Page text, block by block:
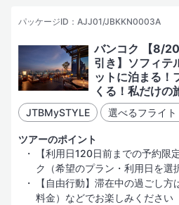
パッケージID：AJJ01/JBKKN0003A
バンコク 【8/
引き】ソフィテ
ットに泊まる！
くる！私だけの
JTBMySTYLE 選べるフライト
ツアーのポイント
【利用日120日前までの予約限
ク（希望のプラン・利用日を選
【自由行動】滞在中の過ごし
料金）などでお楽しみください